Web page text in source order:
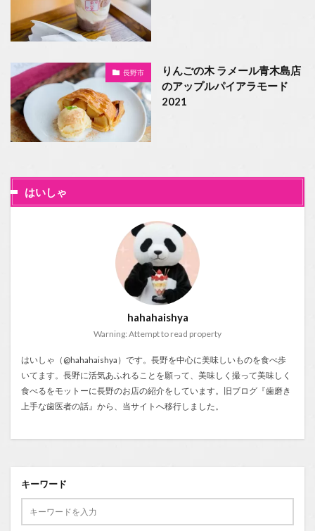
長野市
りんごの木 ラメール青木島店
のアップルパイアラモード
2021
はいしゃ
hahahaishya
Warning: Attempt to read property
はいしゃ（@hahahaishya）です。長野を中心に美味しいものを食べ歩
いてます。長野に活気あふれることを願って、美味しく撮って美味しく
食べるをモットーに長野のお店の紹介をしています。旧ブログ『歯磨き
上手な歯医者の話 』から、当サイトへ移行しました。
キーワード